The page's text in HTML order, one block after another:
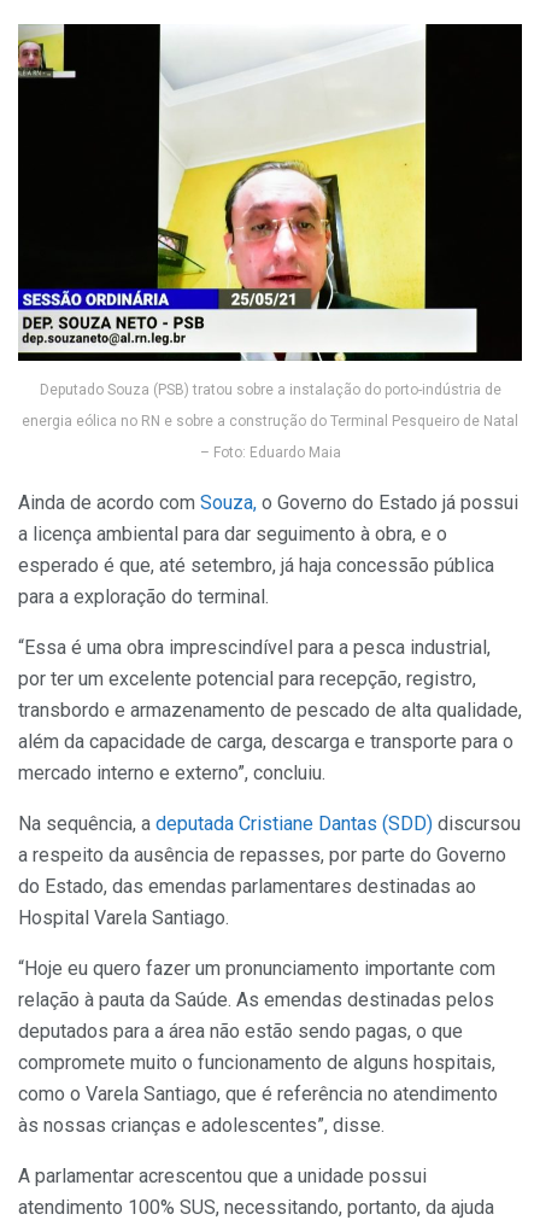
Deputado Souza (PSB) tratou sobre a instalação do porto-indústria de
energia eólica no RN e sobre a construção do Terminal Pesqueiro de Natal
– Foto: Eduardo Maia
Ainda de acordo com Souza, o Governo do Estado já possui
a licença ambiental para dar seguimento à obra, e o
esperado é que, até setembro, já haja concessão pública
para a exploração do terminal.
“Essa é uma obra imprescindível para a pesca industrial,
por ter um excelente potencial para recepção, registro,
transbordo e armazenamento de pescado de alta qualidade,
além da capacidade de carga, descarga e transporte para o
mercado interno e externo”, concluiu.
Na sequência, a deputada Cristiane Dantas (SDD) discursou
a respeito da ausência de repasses, por parte do Governo
do Estado, das emendas parlamentares destinadas ao
Hospital Varela Santiago.
“Hoje eu quero fazer um pronunciamento importante com
relação à pauta da Saúde. As emendas destinadas pelos
deputados para a área não estão sendo pagas, o que
compromete muito o funcionamento de alguns hospitais,
como o Varela Santiago, que é referência no atendimento
às nossas crianças e adolescentes”, disse.
A parlamentar acrescentou que a unidade possui
atendimento 100% SUS, necessitando, portanto, da ajuda